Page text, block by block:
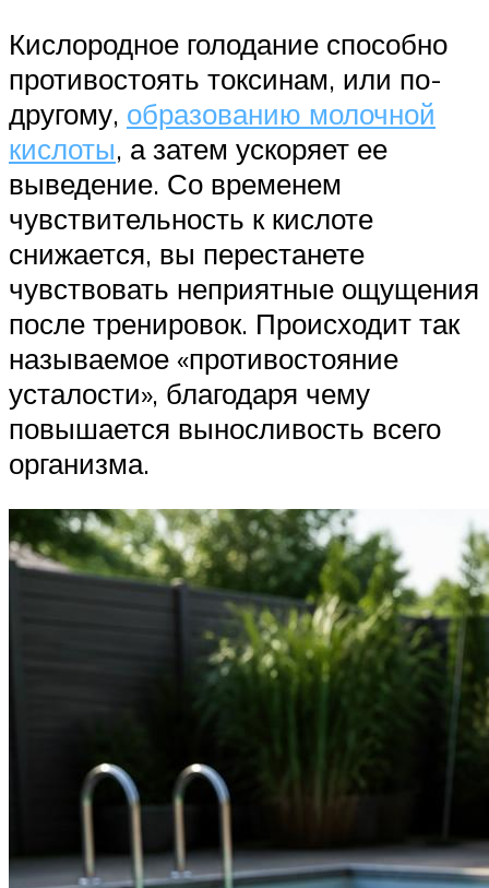
Кислородное голодание способно
противостоять токсинам, или по-
другому, образованию молочной
кислоты, а затем ускоряет ее
выведение. Со временем
чувствительность к кислоте
снижается, вы перестанете
чувствовать неприятные ощущения
после тренировок. Происходит так
называемое «противостояние
усталости», благодаря чему
повышается выносливость всего
организма.